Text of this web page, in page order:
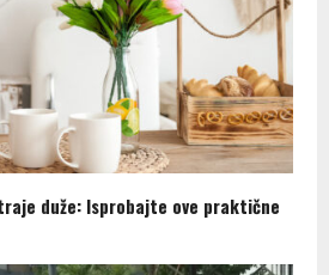
duže: Isprobajte ove praktične